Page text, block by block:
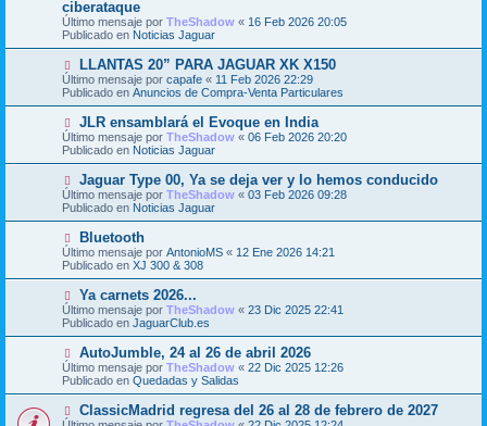
e
n
s
a
e
e
v
o
m
n
s
a
e
ciberataque
Último mensaje por TheShadow « 16 Feb 2026 20:05
Publicado en Noticias Jaguar
N
u
e
v
m
e
n
s
a
j
e
LLANTAS 20” PARA JAGUAR XK X150
Último mensaje por capafe « 11 Feb 2026 22:29
Publicado en Anuncios de Compra-Venta Particulares
N
u
e
v
m
e
n
s
j
e
JLR ensamblará el Evoque en India
Último mensaje por TheShadow « 06 Feb 2026 20:20
Publicado en Noticias Jaguar
N
u
e
v
o
m
e
n
s
a
j
e
Jaguar Type 00, Ya se deja ver y lo hemos conducido
Último mensaje por TheShadow « 03 Feb 2026 09:28
Publicado en Noticias Jaguar
N
u
e
v
o
m
e
n
s
a
j
e
Bluetooth
Último mensaje por AntonioMS « 12 Ene 2026 14:21
Publicado en XJ 300 & 308
N
u
e
v
m
e
n
s
a
j
Ya carnets 2026...
Último mensaje por TheShadow « 23 Dic 2025 22:41
Publicado en JaguarClub.es
N
u
e
v
m
AutoJumble, 24 al 26 de abril 2026
Último mensaje por TheShadow « 22 Dic 2025 12:26
Publicado en Quedadas y Salidas
N
u
ClassicMadrid regresa del 26 al 28 de febrero de 2027